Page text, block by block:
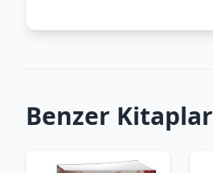
Benzer Kitaplar